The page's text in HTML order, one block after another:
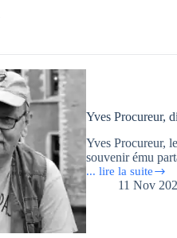
Yves Procureur,
Yves Procureur,
souvenir ému
... lire la suite
Yves
Procureur,
dit
« Le
Proc »,
11 Nov